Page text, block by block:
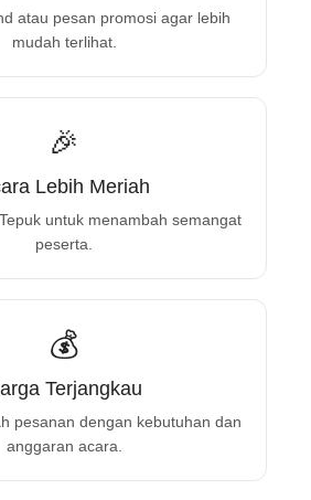
atau pesan promosi agar lebih
mudah terlihat.
🎉
Lebih Meriah
untuk menambah semangat
peserta.
💰
Terjangkau
pesanan dengan kebutuhan dan
anggaran acara.